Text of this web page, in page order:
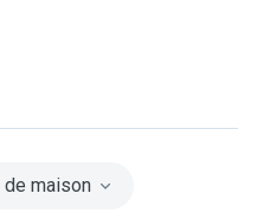
de maison